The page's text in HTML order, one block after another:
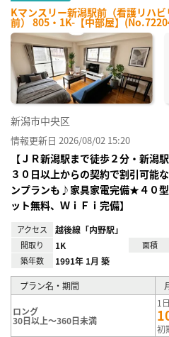
Kマンスリー新潟駅前（看護リハ
前） 805・1K-【中部屋】
新潟市中央区
情報更新日 2026/08/02 15:20
【ＪＲ新潟駅まで徒歩２分・新潟
３０日以上からの契約で割引可能
ンプランも♪家具家電完備★４０
ット無料、ＷｉＦｉ完備】
アクセス 越後線「内野駅」
間取り 1K 面積
築年数 1991年 1月 築
プラン名・期間
ロング
30日以上～360日未満
1
初